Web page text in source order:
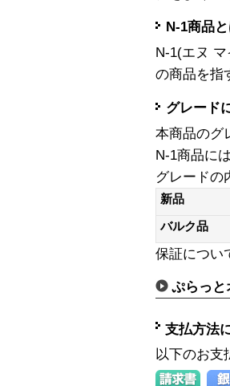
N-1商品と
N-1(エヌ
の商品を指
グレード
本商品のグ
N-1商品に
グレードの
新品
バルク品
保証につい
ぷらっと
支払方法
以下のお支